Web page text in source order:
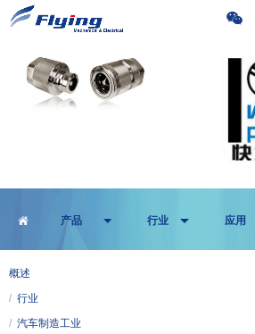
产品 行业 应用
概述
/ 行业
/ 汽车制造工业